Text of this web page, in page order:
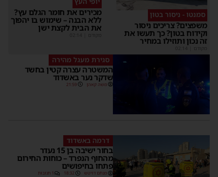
סמנטו - ניסור בטון
משפצים? צריכים ניסור
וקידוח בטון? כך תעשו את
זה נכון ותוזילו במחיר
מקודם
מכירים את חומר הגלם עץ?
ללא הבנה – שימוש בו יהפוך
את הבית לקצת ישן
מקודם
סגירת מעגל מהירה
המשטרה עצרה קטין בחשד
שדקר נער באשדוד
משה קאהן 21:59
דרמה באשדוד
בחור ישיבה בן 15 נעדר
מהחוף הנפרד – כוחות החירום
פתחו בחיפושים
מנחם דויטש 18:32 1 תגובות